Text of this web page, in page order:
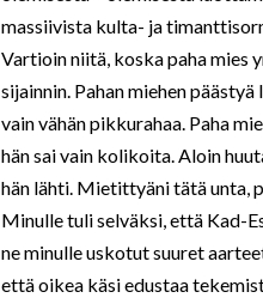
massiivista kulta- ja
Vartioin niitä, koska paha mies
sijainnin. Pahan miehen
vain vähän pikkurahaa. Paha
hän sai vain kolikoita. Aloin
hän lähti. Mietittyäni tätä unta,
Minulle tuli selväksi, että Kad-
ne minulle uskotut suuret
että oikea käsi edustaa